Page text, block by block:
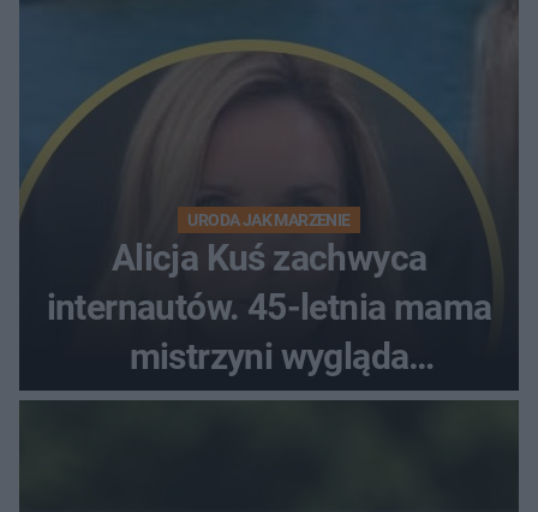
URODA JAK MARZENIE
Alicja Kuś zachwyca
internautów. 45-letnia mama
mistrzyni wygląda
zjawiskowo